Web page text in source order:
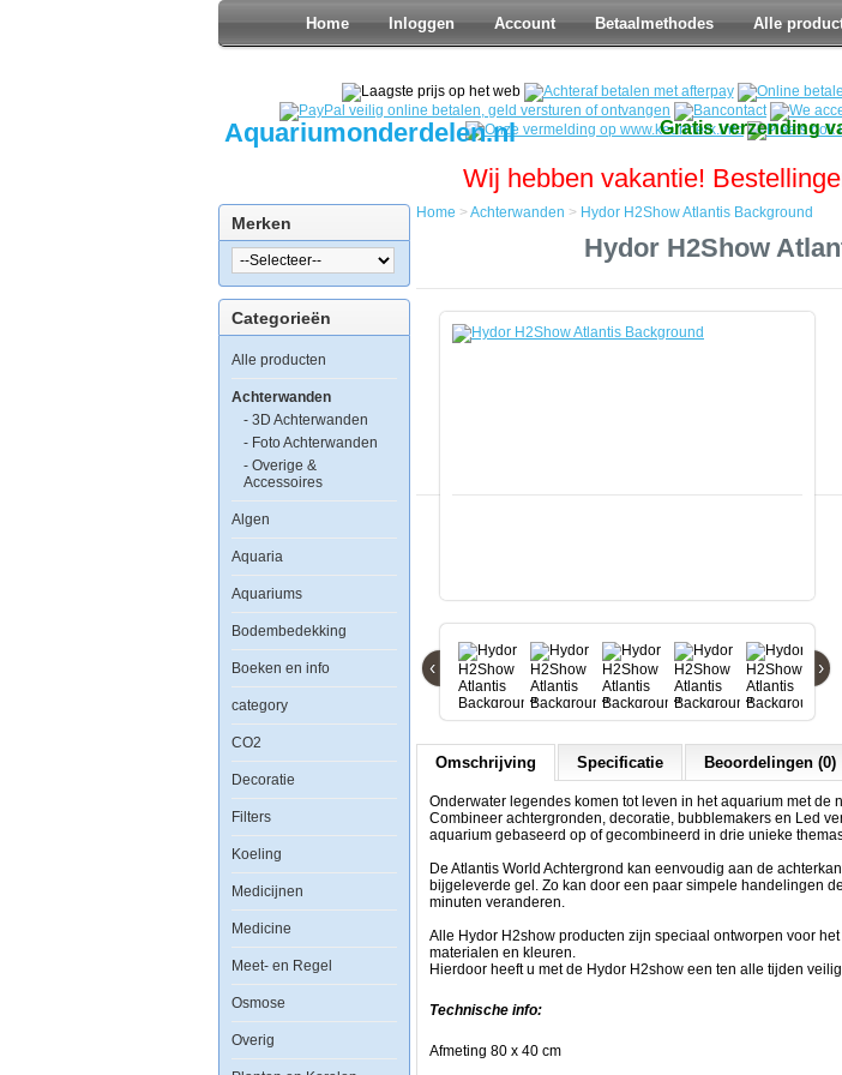
Home Inloggen Account Betaalmethodes Alle
Aquariumonderdelen.nl Gratis verzending
Wij hebben vakantie!
Merken
Categorieën
Alle producten
Achterwanden
- 3D Achterwanden
- Foto Achterwanden
- Overige &
Accessoires
Algen
Aquaria
Aquariums
Bodembedekking
Boeken en info
category
CO2
Decoratie
Filters
Koeling
Medicijnen
Medicine
Meet- en Regel
Osmose
Overig
H2Show
Atlantis
Background
Background
legendes
in
het
aquarium
nieuwste
rage
Hydor
de
H2show
Combineer
achtergronden,
decoratie,
bubblemakers
Led
verlichting
voor
atmosfeer
uw
Home > Achterwanden > Hydor H2Show Atlantis Background
Hydor H2Show
‹ ›
Omschrijving Specificatie Beoordelingen (0)
Onderwater legendes komen tot leven in het aquarium met de
Combineer achtergronden, decoratie, bubblemakers en Led
aquarium gebaseerd op of gecombineerd in drie unieke
De Atlantis World Achtergrond kan eenvoudig aan de
bijgeleverde gel. Zo kan door een paar simpele handelingen
minuten veranderen.
Alle Hydor H2show producten zijn speciaal ontworpen voor
materialen en kleuren.
Hierdoor heeft u met de Hydor H2show een ten alle tijden
Technische info:
Afmeting 80 x 40 cm